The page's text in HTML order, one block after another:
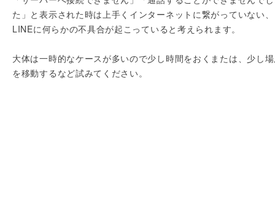
た」と表示された時は上手くインターネットに繋がっていない、
LINEに何らかの不具合が起こっていると考えられます。
大体は一時的なケースが多いので少し時間をおくまたは、少し
を移動するなど試みてください。